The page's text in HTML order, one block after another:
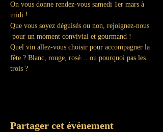
On vous donne rendez-vous samedi 1er mars à
midi !
Que vous soyez déguisés ou non, rejoignez-nous
pour un moment convivial et gourmand !
Quel vin allez-vous choisir pour accompagner la
fête ? Blanc, rouge, rosé… ou pourquoi pas les
trois ?
Partager cet événement